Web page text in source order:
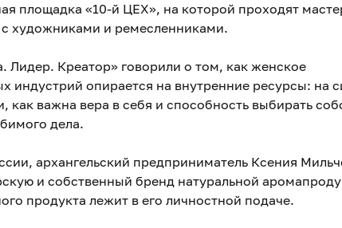
площадка «10-й ЦЕХ», на которой проходят
с художниками и ремесленниками.
Креатор» говорили о том, как женское
индустрий опирается на внутренние ресурсы: на
важна вера в себя и способность выбирать
дела.
архангельский предприниматель Ксения
и собственный бренд натуральной
продукта лежит в его личностной подаче.